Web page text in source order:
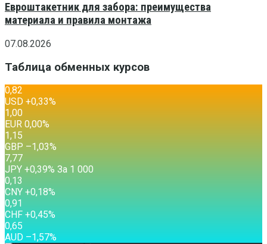
Евроштакетник для забора: преимущества
материала и правила монтажа
07.08.2026
Таблица обменных курсов
0,82
USD +0,33%
1,00
EUR 0,00%
1,15
GBP –1,03%
7,77
JPY +0,39% За 1 000
0,13
CNY +0,18%
0,91
CHF +0,45%
0,65
AUD –1,57%